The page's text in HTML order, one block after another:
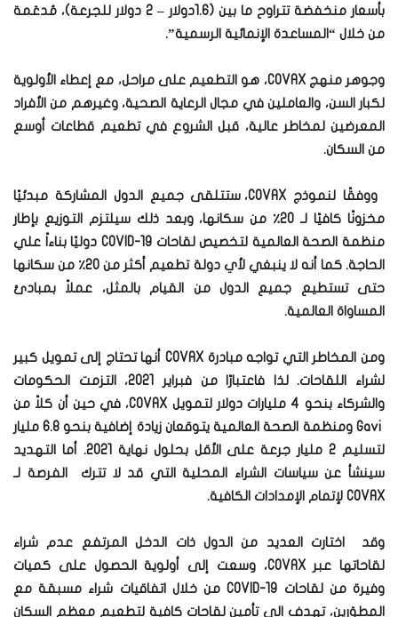
بأسعار منخفضة تتراوح ما بين (1.6دولار – 2 دولار للجرعة)، مُدعَمة
من خلال “المساعدة الإنمائية الرسمية”.
وجوهر منهج COVAX، هو التطعيم على مراحل، مع إعطاء الأولوية
لكبار السن، والعاملين في مجال الرعاية الصحية، وغيرهم من الأفراد
المعرضين لمخاطر عالية، قبل الشروع في تطعيم قطاعات أوسع
من السكان.
ووفقًا لنموذج COVAX، ستتلقى جميع الدول المشاركة مبدئيًا
مخزونًا كافيًا لـ 20٪ من سكانها، وبعد ذلك سيلتزم التوزيع بإطار
منظمة الصحة العالمية لتخصيص لقاحات COVID-19 دوليًا بناءاً علي
الحاجة. كما أنه لا ينبغي لأي دولة تطعيم أكثر من 20٪ من سكانها
حتى تستطيع جميع الدول من القيام بالمثل، عملاً بمبادئ
المساواة العالمية.
ومن المخاطر التي تواجه مبادرة COVAX أنها تحتاج إلى تمويل كبير
لشراء اللقاحات. لذا فاعتبارًا من فبراير 2021، التزمت الحكومات
والشركاء بنحو 4 مليارات دولار لتمويل COVAX، في حين أن كلاً من
Gavi ومنظمة الصحة العالمية يتوقعان زيادة إضافية بنحو 6.8 مليار
لتسليم 2 مليار جرعة على الأقل بحلول نهاية 2021. أما التهديد
سينشأ عن سياسات الشراء المحلية التي قد لا تترك الفرصة لـ
COVAX لإتمام الإمدادات الكافية.
وقد اختارت العديد من الدول ذات الدخل المرتفع عدم شراء
لقاحاتها عبر COVAX، وسعت إلى أولوية الحصول على كميات
وفيرة من لقاحات COVID-19 من خلال اتفاقيات شراء مسبقة مع
المطوَرين، تهدف الي تأمين لقاحات كافية لتطعيم معظم السكان